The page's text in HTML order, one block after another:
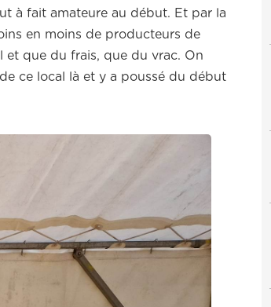
à fait amateure au début. Et par la
en moins de producteurs de
et que du frais, que du vrac. On
ce local là et y a poussé du début